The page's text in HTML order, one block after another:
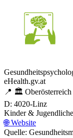
eHealth.gv.at
📍 🏛️ Oberösterreich
D: 4020-Linz
Kinder & Jugendliche
🌐Website
Quelle: